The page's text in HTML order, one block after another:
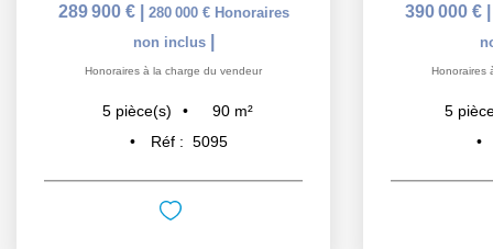
289 900 € 280 000 € Honoraires
non inclus
Honoraires à la charge du vendeur
5 pièce(s) 90 m²
Réf : 5095
390 000 €
Honoraires
5